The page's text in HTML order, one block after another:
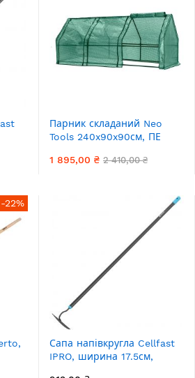
Парник складаний Neo
Tools 240x90x90см, ПЕ
1 895,00 ₴ 2 410,00 ₴
-22%
Сапа напівкругла Cellfast
IPRO, ширина 17.5см,